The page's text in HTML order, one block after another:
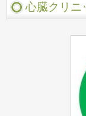
心臓クリニ